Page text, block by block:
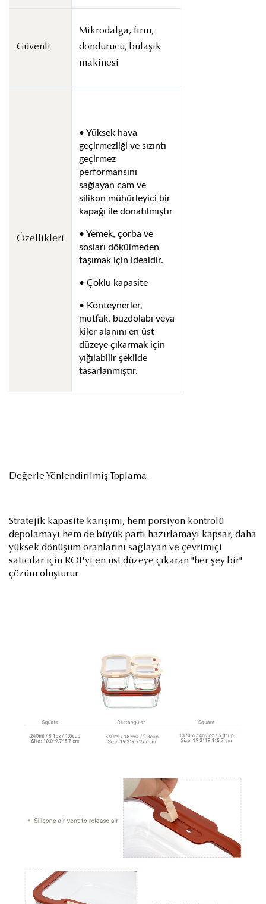
Güvenli
Mikrodalga, fırın,
dondurucu, bulaşık
makinesi
Özellikleri
• Yüksek hava
geçirmezliği ve sızıntı
geçirmez
performansını
sağlayan cam ve
silikon mühürleyici bir
kapağı ile donatılmıştır
• Yemek, çorba ve
sosları dökülmeden
taşımak için idealdir.
• Çoklu kapasite
• Konteynerler,
mutfak, buzdolabı veya
kiler alanını en üst
düzeye çıkarmak için
yığılabilir şekilde
tasarlanmıştır.
Değerle Yönlendirilmiş Toplama.
Stratejik kapasite karışımı, hem porsiyon kontrolü
depolamayı hem de büyük parti hazırlamayı kapsar, daha
yüksek dönüşüm oranlarını sağlayan ve çevrimiçi
satıcılar için ROI'yi en üst düzeye çıkaran "her şey bir"
çözüm oluşturur